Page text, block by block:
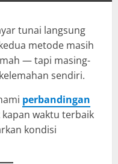
tunai langsung
metode masih
— tapi masing-
sendiri.
perbandingan
waktu terbaik
kondisi